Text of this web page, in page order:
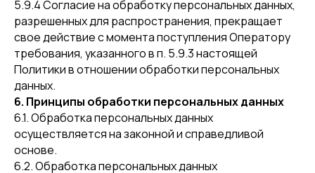
5.9.4 Согласие на обработку персональных данных,
разрешенных для распространения, прекращает
свое действие с момента поступления Оператору
требования, указанного в п. 5.9.3 настоящей
Политики в отношении обработки персональных
данных.
6. Принципы обработки персональных данных
6.1. Обработка персональных данных
осуществляется на законной и справедливой
основе.
6.2. Обработка персональных данных